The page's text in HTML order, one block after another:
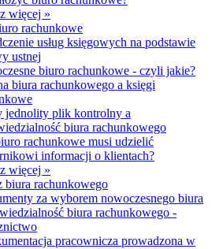
więcej »
rachunkowe
usług księgowych na podstawie
ustnej
biuro rachunkowe - czyli jakie?
biura rachunkowego a księgi
jednolity plik kontrolny a
biura rachunkowego
rachunkowe musi udzielić
informacji o klientach?
więcej »
biura rachunkowego
za wyborem nowoczesnego biura
biura rachunkowego -
pracownicza prowadzona w